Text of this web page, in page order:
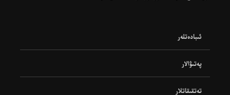
ئىبادەتلەر
پەتىۋالار
تەتقىقاتلار